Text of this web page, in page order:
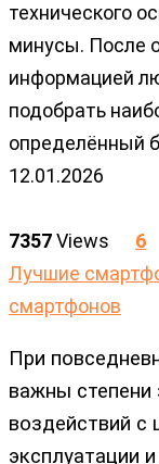
технического
минусы. После
информацией
подобрать
определённый
12.01.2026
7357Views
6
Лучшие
смартфонов
При
важны
воздействий с
эксплуатации